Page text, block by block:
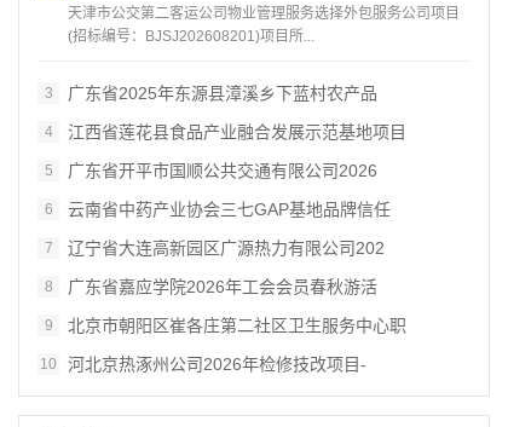
天津市公交第二客运公司物业管理服务选择外包服务公司项目
(招标编号：BJSJ202608201)项目所...
3 广东省2025年东源县漳溪乡下蓝村农产品
4 江西省莲花县食品产业融合发展示范基地项目
5 广东省开平市国顺公共交通有限公司2026
6 云南省中药产业协会三七GAP基地品牌信任
7 辽宁省大连高新园区广源热力有限公司202
8 广东省嘉应学院2026年工会会员春秋游活
9 北京市朝阳区崔各庄第二社区卫生服务中心职
10 河北京热涿州公司2026年检修技改项目-